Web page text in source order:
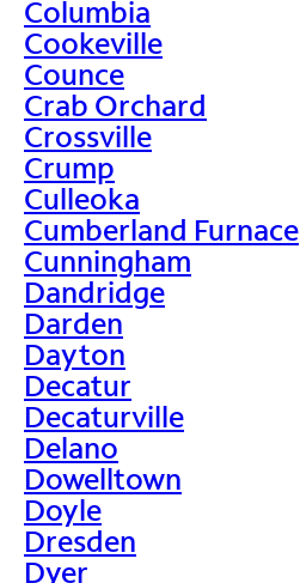
Columbia
Cookeville
Counce
Crab Orchard
Crossville
Crump
Culleoka
Cumberland Furnace
Cunningham
Dandridge
Darden
Dayton
Decatur
Decaturville
Delano
Dowelltown
Doyle
Dresden
Dyer